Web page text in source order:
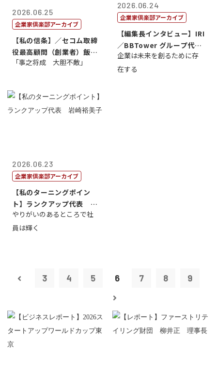
2026.06.25
企業家倶楽部アーカイブ
【私の信条】／セコム取締
役最高顧問（創業者）飯田
亮
「事之将成 大胆不敵」
2026.06.24
企業家倶楽部アーカイブ
【編集長インタビュー】IRI
／BBTower グループ代表
藤...
企業は未来を創るために存
在する
2026.06.23
企業家倶楽部アーカイブ
【私のターニングポイン
ト】ランクアップ代表 岩
崎裕美子
やりがいのあるところで社
員は輝く
3 4 5 6 7 8 9